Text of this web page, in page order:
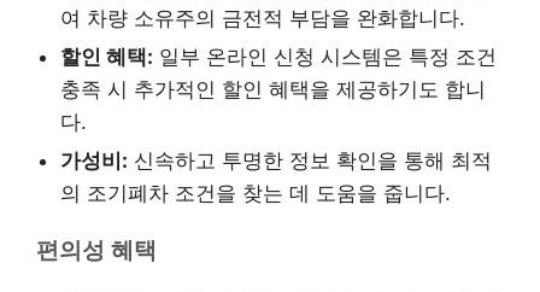
여 차량 소유주의 금전적 부담을 완화합니다.
할인 혜택: 일부 온라인 신청 시스템은 특정 조건
충족 시 추가적인 할인 혜택을 제공하기도 합니
다.
가성비: 신속하고 투명한 정보 확인을 통해 최적
의 조기폐차 조건을 찾는 데 도움을 줍니다.
편의성 혜택